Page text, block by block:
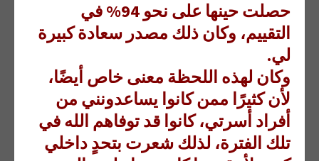
حصلت حينها على نحو 94% في
التقييم، وكان ذلك مصدر سعادة كبيرة
لي.
وكان لهذه اللحظة معنى خاص أيضًا،
لأن كثيرًا ممن كانوا يساعدونني من
أفراد أسرتي، كانوا قد توفاهم الله في
تلك الفترة، لذلك شعرت بتحدٍ داخلي